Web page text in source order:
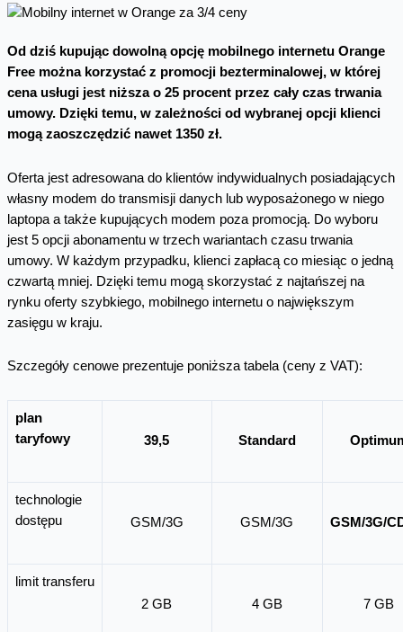
Od dziś kupując dowolną opcję mobilnego internetu Orange
Free można korzystać z promocji bezterminalowej, w której
cena usługi jest niższa o 25 procent przez cały czas trwania
umowy. Dzięki temu, w zależności od wybranej opcji klienci
mogą zaoszczędzić nawet 1350 zł.
Oferta jest adresowana do klientów indywidualnych posiadających
własny modem do transmisji danych lub wyposażonego w niego
laptopa a także kupujących modem poza promocją. Do wyboru
jest 5 opcji abonamentu w trzech wariantach czasu trwania
umowy. W każdym przypadku, klienci zapłacą co miesiąc o jedną
czwartą mniej. Dzięki temu mogą skorzystać z najtańszej na
rynku oferty szybkiego, mobilnego internetu o największym
zasięgu w kraju.
Szczegóły cenowe prezentuje poniższa tabela (ceny z VAT):
plan
taryfowy
39,5 Standard
technologie
dostępu
GSM/3G GSM/3G GSM/3G/
limit transferu
2 GB
4 GB 7 GB